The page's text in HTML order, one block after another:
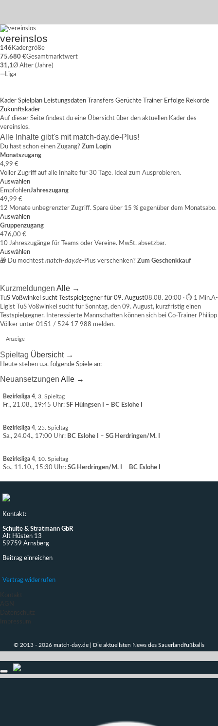
vereinslos
146 Kadergröße
75.680 €Gesamtmarktwert
31,1Ø Alter (Jahre)
—Liga
Kader Spielplan Leistungsdaten Transfers Gerüchte Trainer Erfolge Rekorde
Zukunftskader
Auf dieser Seite findest du eine Übersicht über den aktuellen Kader des
vereinslos.
Alle Inhalte gibt's mit match-day.de-Plus!
Du hast schon einen Zugang? Zum Login
Monatszugang
4,99 €
Voller Zugriff auf alle Inhalte für 30 Tage. Ideal zum Ausprobieren.
Auswählen
EmpfohlenJahreszugang
49,99 €
12 Monate unbegrenzter Zugriff. Spare über 15 % gegenüber dem Monatsabo.
Auswählen
Gruppenzugang
476,00 €
10 Jahreszugänge für Teams oder Vereine. MwSt. absetzbar.
Auswählen
🎁 Du möchtest match-day.de-Plus verschenken? Zum Geschenkkauf
Kurzmeldungen Alle →
TuS Voßwinkel sucht Testspielgegner für 09. August08.08. 20:00 · ⏱ 1 Min.A-
Ligist TuS Voßwinkel sucht für Sonntag, den 09. August, kurzfristig einen
Testspielgegner. Interessierte Mannschaften können sich bei Co-Trainer Philipp
Völker unter 0151 / 524 17 988 melden.
Anzeige
Spieltag Übersicht →
Heute stehen u.a. folgende Spiele an:
Neuansetzungen Alle →
Bezirksliga 4 , 3. Spieltag
Fr., 21.08., 19:45 Uhr: SF Hüingsen I – BC Eslohe I
Bezirksliga 4 , 25. Spieltag
Sa., 24.04., 17:00 Uhr: BC Eslohe I – SG Herdringen/M. I
Bezirksliga 4 , 10. Spieltag
So., 11.10., 15:30 Uhr: SG Herdringen/M. I – BC Eslohe I
Kontakt:
Schulte & Stratmann GbR
Alt Hüsten 13
59759 Arnsberg
Beitrag einreichen
Vertrag widerrufen
Kontakt
AGN
Datenschutz
Impressum
© 2013 - 2026 match-day.de | Die aktuellsten News des Sauerlandfußballs